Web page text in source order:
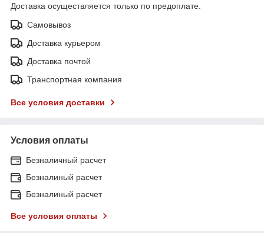
Доставка осуществляется только по предоплате.
Самовывоз
Доставка курьером
Доставка почтой
Транспортная компания
Все условия доставки
Условия оплаты
Безналичный расчет
Безналиный расчет
Безналиный расчет
Все условия оплаты